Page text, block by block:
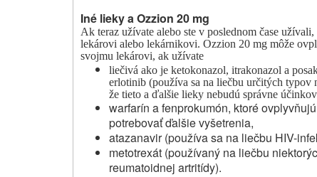
Iné lieky a Ozzion 20 mg
Ak teraz užívate alebo ste v poslednom čase
lekárovi alebo lekárnikovi. Ozzion 20 mg môže
svojmu lekárovi, ak užívate
liečivá ako je ketokonazol, itrakonazol a
erlotinib (používa sa na liečbu určitých typov
že tieto a ďalšie lieky nebudú správne
warfarín a fenprokumón, ktoré
potrebovať ďalšie vyšetrenia,
atazanavir (používa sa na liečbu HIV-
metotrexát (používaný na liečbu
reumatoidnej artritídy).